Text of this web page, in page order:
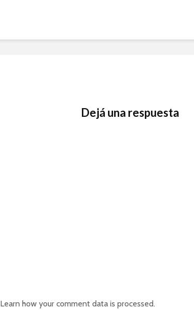
Dejá una respuesta
Learn how your comment data is processed.